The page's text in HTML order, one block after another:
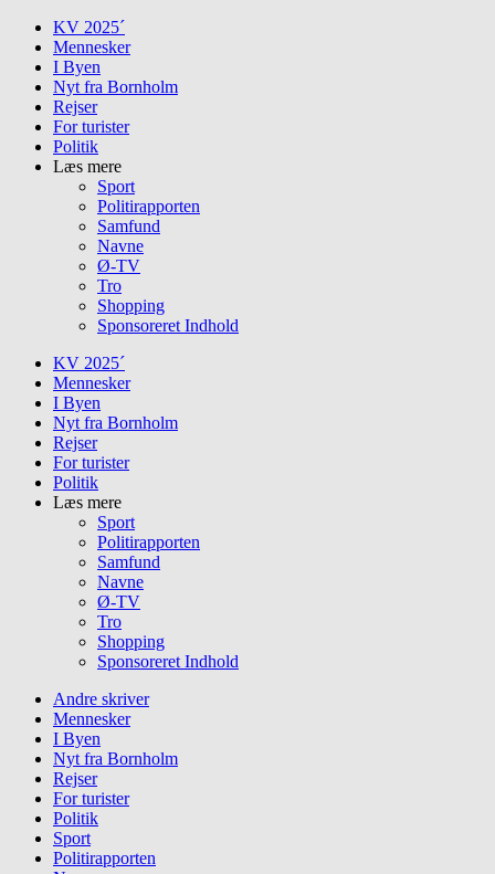
Skip
content
KV 2025´
Mennesker
I Byen
Nyt fra Bornholm
Rejser
For turister
Politik
Læs mere
Sport
Politirapporten
Samfund
Navne
Ø-TV
Tro
Shopping
Sponsoreret Indhold
KV 2025´
Mennesker
I Byen
Nyt fra Bornholm
Rejser
For turister
Politik
Læs mere
Sport
Politirapporten
Samfund
Navne
Ø-TV
Tro
Shopping
Sponsoreret Indhold
Andre skriver
Mennesker
I Byen
Nyt fra Bornholm
Rejser
For turister
Politik
Sport
Politirapporten